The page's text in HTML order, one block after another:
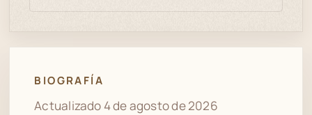
BIOGRAFÍA
Actualizado 4 de agosto de 2026